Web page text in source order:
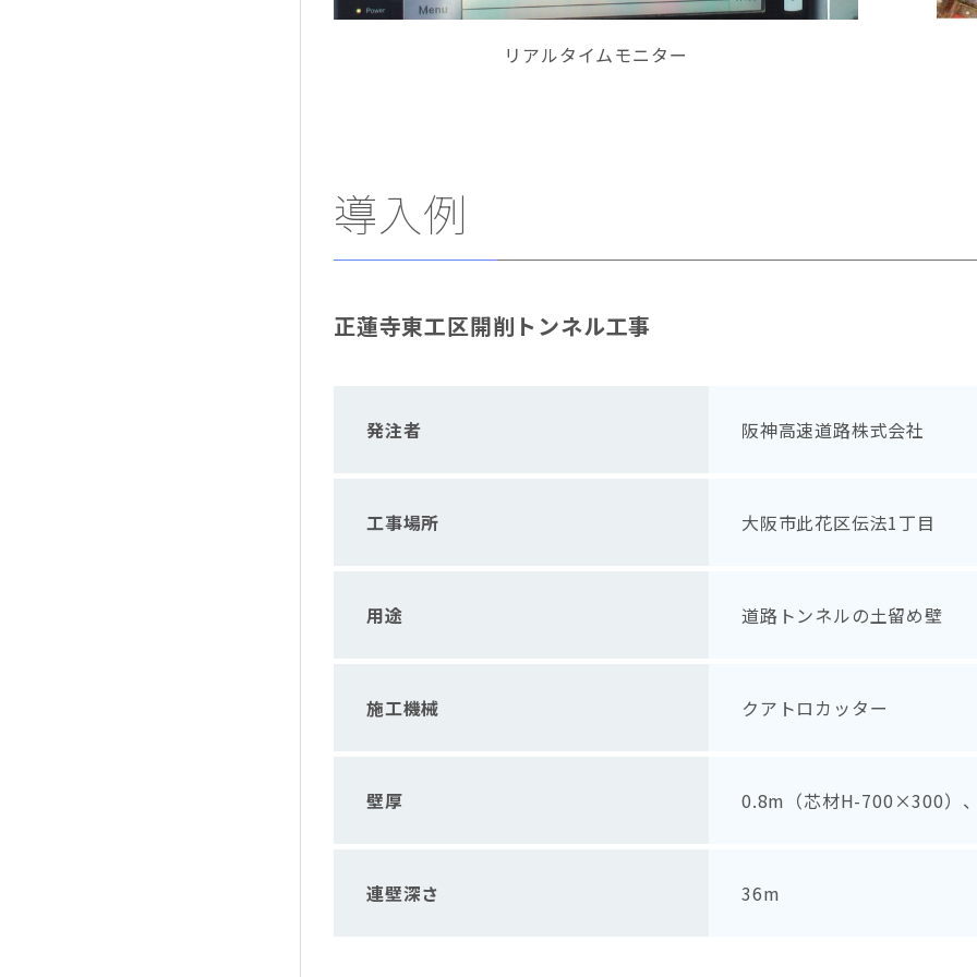
リアルタイムモニター
導入例
正蓮寺東工区開削トンネル工事
発注者 阪神高速道路株式会社
工事場所 大阪市此花区伝法1丁目
用途 道路トンネルの土留め壁
施工機械 クアトロカッター
壁厚 0.8m（芯材H-700×300）
連壁深さ 36m